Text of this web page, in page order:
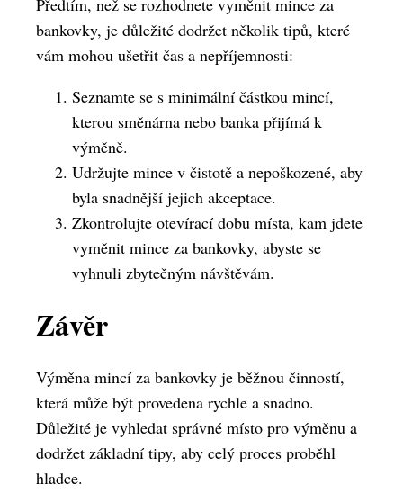
bankovky, je důležité dodržet několik tipů, které
vám mohou ušetřit čas a nepříjemnosti:
Seznamte se s minimální částkou mincí,
kterou směnárna nebo banka přijímá k
výměně.
Udržujte mince v čistotě a nepoškozené, aby
byla snadnější jejich akceptace.
Zkontrolujte otevírací dobu místa, kam jdete
vyměnit mince za bankovky, abyste se
vyhnuli zbytečným návštěvám.
Závěr
Výměna mincí za bankovky je běžnou činností,
která může být provedena rychle a snadno.
Důležité je vyhledat správné místo pro výměnu a
dodržet základní tipy, aby celý proces proběhl
hladce.